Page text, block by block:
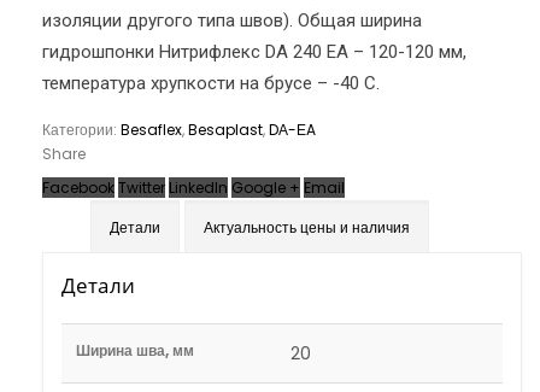
изоляции другого типа швов). Общая ширина
гидрошпонки Нитрифлекс DА 240 ЕА – 120-120 мм,
температура хрупкости на брусе – -40 С.
Категории: Besaflex,Besaplast,DА-ЕA
Share
FacebookTwitter LinkedIn Google + Email
Детали
Актуальность цены и наличия
Детали
Ширина шва, мм 20